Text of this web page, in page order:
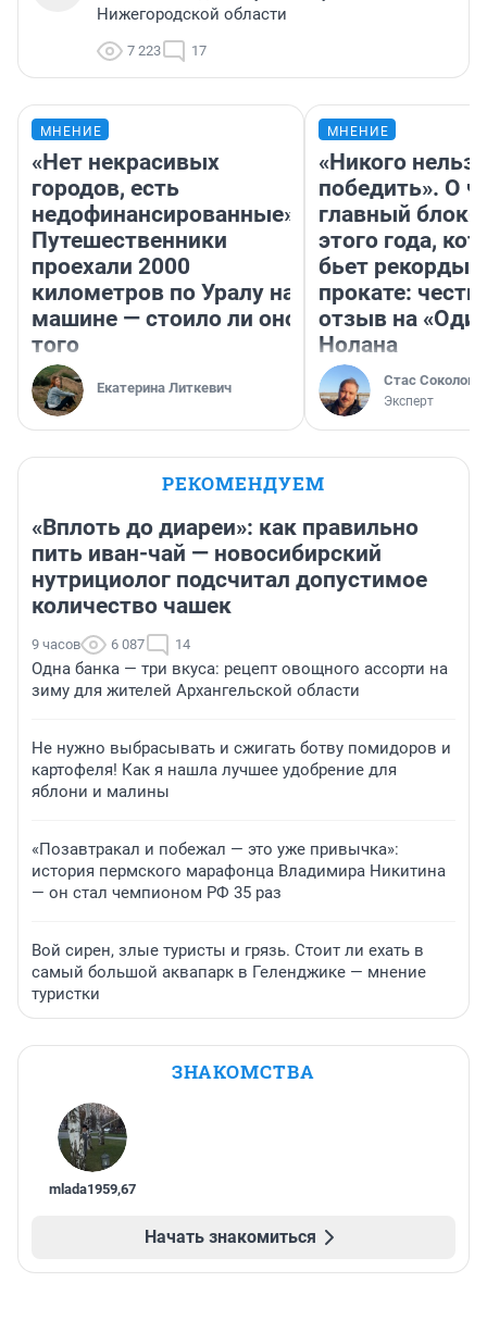
Нижегородской области
7 223 17
МНЕНИЕ
«Нет некрасивых
городов, есть
недофинансированные».
Путешественники
проехали 2000
километров по Уралу на
машине — стоило ли оно
того
Екатерина Литкевич
МНЕНИЕ
«Никого нельзя
победить». О
главный
этого года,
бьет рекорды в
прокате:
отзыв на
Нолана
Стас Соколов
Эксперт
РЕКОМЕНДУЕМ
«Вплоть до диареи»: как правильно
пить иван-чай — новосибирский
нутрициолог подсчитал допустимое
количество чашек
9 часов 6 087 14
Одна банка — три вкуса: рецепт овощного ассорти на
зиму для жителей Архангельской области
Не нужно выбрасывать и сжигать ботву помидоров и
картофеля! Как я нашла лучшее удобрение для
яблони и малины
«Позавтракал и побежал — это уже привычка»:
история пермского марафонца Владимира Никитина
— он стал чемпионом РФ 35 раз
Вой сирен, злые туристы и грязь. Стоит ли ехать в
самый большой аквапарк в Геленджике — мнение
туристки
ЗНАКОМСТВА
mlada1959,67
Начать знакомиться